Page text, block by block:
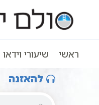
ראשי שיעורי וידאו
עמוד
להאזנה